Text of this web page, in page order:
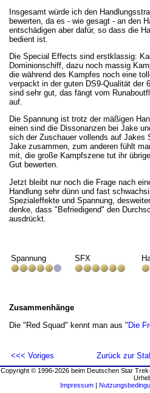
Insgesamt würde ich den
bewerten, da es - wie gesagt - an den
entschädigen aber dafür, so dass die
bedient ist.
Die Special Effects sind erstklassig:
Dominionschiff, dazu noch massig
die während des Kampfes noch eine
verpackt in der guten DS9-Qualität der
sind sehr gut, das fängt vom
auf.
Die Spannung ist trotz der mäßigen
einen sind die Dissonanzen bei Jake
sich der Zuschauer vollends auf Jakes
Jake zusammen, zum anderen fühlt
mit, die große Kampfszene tut ihr
Gut bewerten.
Jetzt bleibt nur noch die Frage nach
Handlung sehr dünn und fast
Spezialeffekte und Spannung,
denke, dass "Befriedigend" den
ausdrückt.
Spannung SFX
Zusammenhänge
Die "Red Squad" kennt man aus "Die
<<< Voriges Zurück zur
Copyright © 1996-2026 beim Deutschen Star
Impressum |